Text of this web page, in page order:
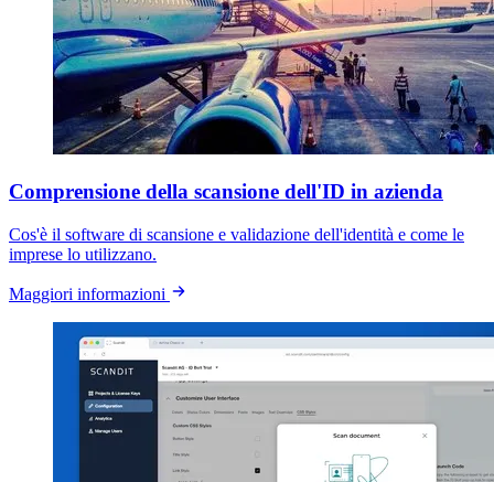
Comprensione della scansione dell'ID in azienda
Cos'è il software di scansione e validazione dell'identità e come le
imprese lo utilizzano.
Maggiori informazioni